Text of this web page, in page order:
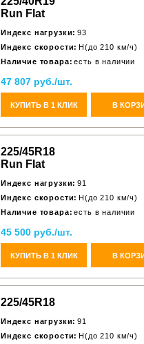
Run Flat
Индекс нагрузки: 93
Индекс скорости: H(до 210 км/ч)
Наличие товара: есть в наличии
47 807 руб./шт.
КУПИТЬ В 1 КЛИК В
225/45R18
Run Flat
Индекс нагрузки: 91
Индекс скорости: H(до 210 км/ч)
Наличие товара: есть в наличии
45 500 руб./шт.
КУПИТЬ В 1 КЛИК В
225/45R18
Индекс нагрузки: 91
Индекс скорости: H(до 210 км/ч)